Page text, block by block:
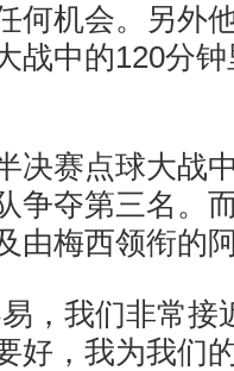
何机会。另外
战中的120分
赛点球大战
争夺第三名。
由梅西领衔的
我们非常接
好，我为我们